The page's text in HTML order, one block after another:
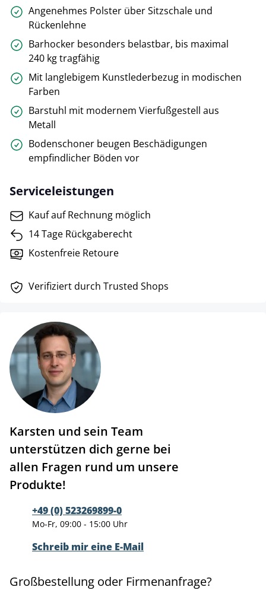
Angenehmes Polster über Sitzschale und
Rückenlehne
Barhocker besonders belastbar, bis maximal
240 kg tragfähig
Mit langlebigem Kunstlederbezug in modischen
Farben
Barstuhl mit modernem Vierfußgestell aus
Metall
Bodenschoner beugen Beschädigungen
empfindlicher Böden vor
Serviceleistungen
Kauf auf Rechnung möglich
14 Tage Rückgaberecht
Kostenfreie Retoure
Verifiziert durch Trusted Shops
Karsten und sein Team
unterstützen dich gerne bei
allen Fragen rund um unsere
Produkte!
+49 (0) 523269899-0
Mo-Fr, 09:00 - 15:00 Uhr
Schreib mir eine E-Mail
Großbestellung oder Firmenanfrage?